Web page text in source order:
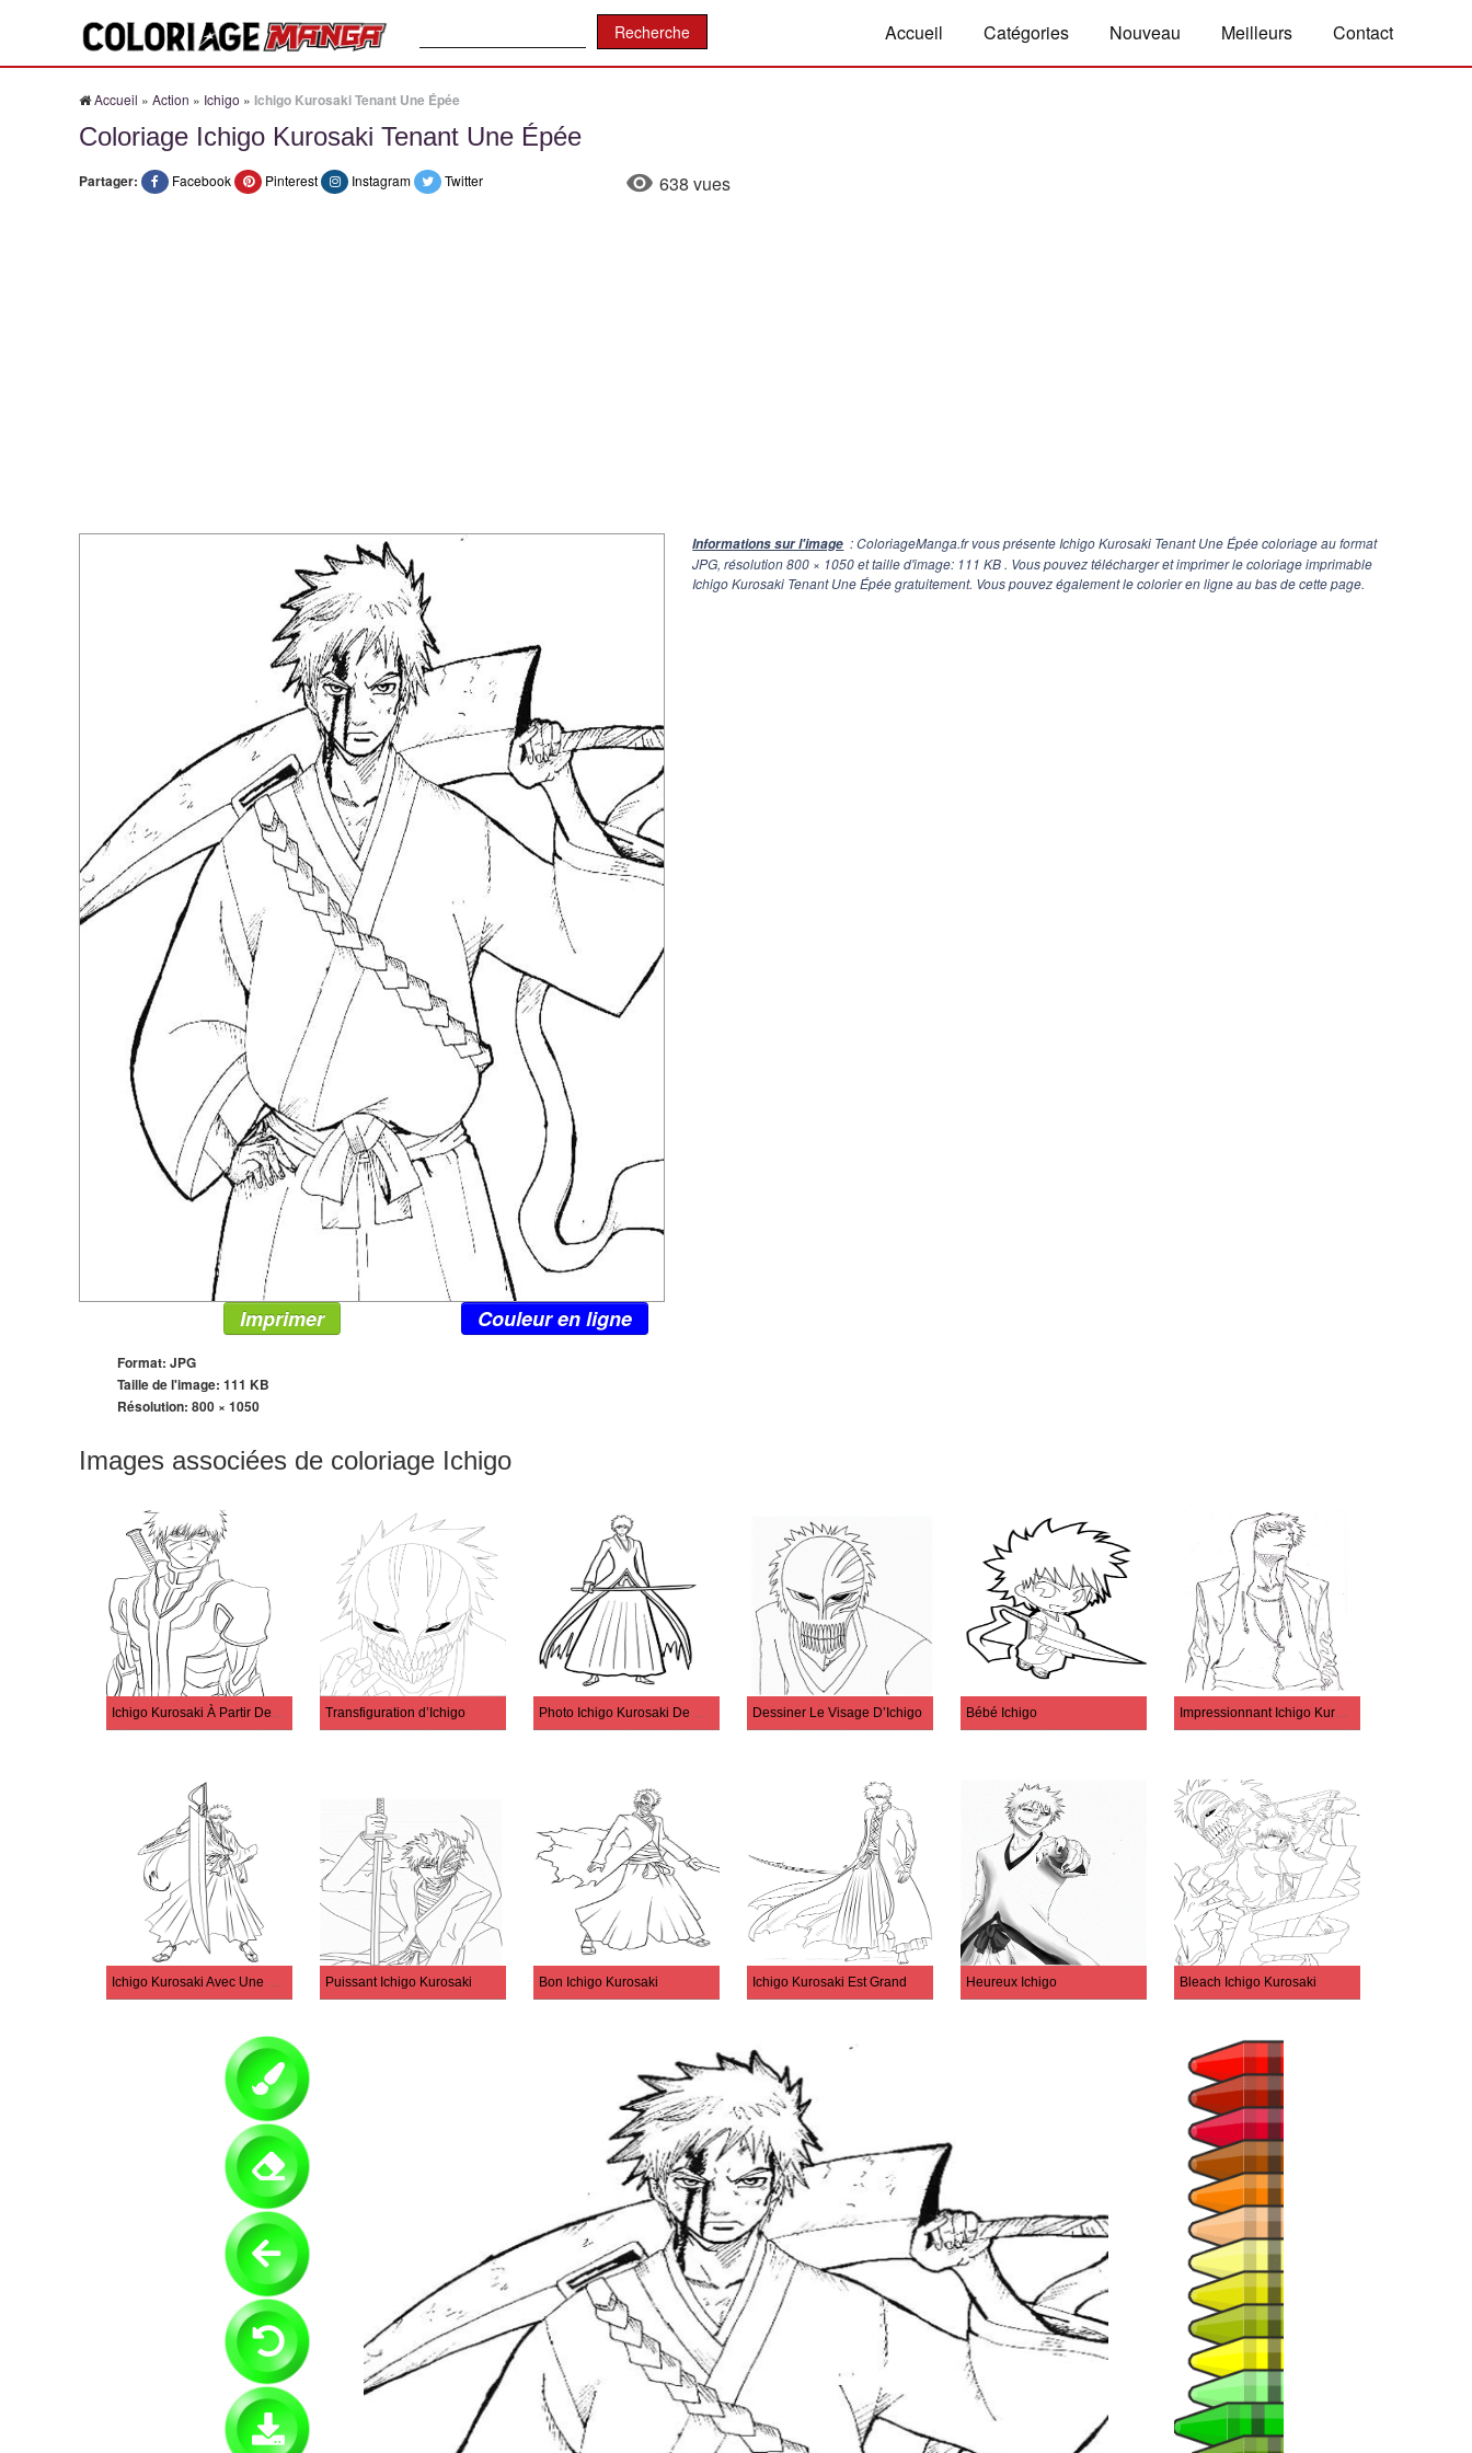
Accueil Catégories Nouveau Meilleurs Contact
Accueil » Action » Ichigo » Ichigo Kurosaki Tenant Une Épée
Coloriage Ichigo Kurosaki Tenant Une Épée
Partager: Facebook Pinterest Instagram Twitter 638 vues
Informations sur l'image : ColoriageManga.fr vous présente Ichigo Kurosaki Tenant Une Épée coloriage au format
JPG, résolution800 × 1050et taille d'image: 111 KB . Vous pouvez télécharger et imprimer le coloriage imprimable
Ichigo Kurosaki Tenant Une Épée gratuitement. Vous pouvez également le colorier en ligne au bas de cette page.
Imprimer Couleur en ligne
Format: JPG
Taille de l'image: 111 KB
Résolution: 800 × 1050
Images associées de coloriage Ichigo
Ichigo Kurosaki À Partir De Bleach Transfiguration d’Ichigo Photo Ichigo Kurosaki De Haute Qualité Dessiner Le Visage D’Ichigo Bébé Ichigo Impressionnant Ichigo Kurosaki
Ichigo Kurosaki Avec Une Grande Épée Puissant Ichigo Kurosaki Bon Ichigo Kurosaki Ichigo Kurosaki Est Grand Heureux Ichigo Bleach Ichigo Kurosaki